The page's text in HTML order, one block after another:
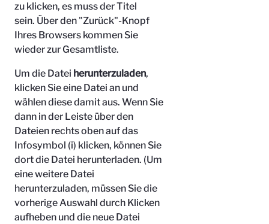
zu klicken, es muss der Titel
sein. Über den "Zurück"-Knopf
Ihres Browsers kommen Sie
wieder zur Gesamtliste.
Um die Datei herunterzuladen,
klicken Sie eine Datei an und
wählen diese damit aus. Wenn Sie
dann in der Leiste über den
Dateien rechts oben auf das
Infosymbol (i) klicken, können Sie
dort die Datei herunterladen. (Um
eine weitere Datei
herunterzuladen, müssen Sie die
vorherige Auswahl durch Klicken
aufheben und die neue Datei